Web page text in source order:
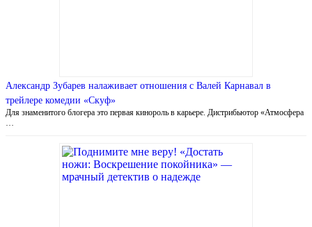
Александр Зубарев налаживает отношения с Валей Карнавал в
трейлере комедии «Скуф»
Для знаменитого блогера это первая кинороль в карьере. Дистрибьютор «Атмосфера